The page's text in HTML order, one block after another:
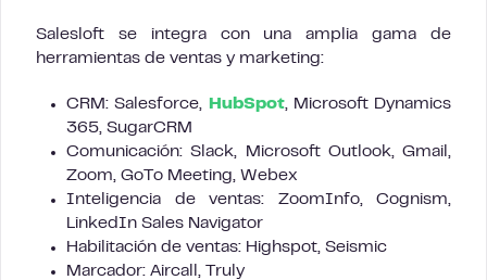
Salesloft se integra con una amplia gama de
herramientas de ventas y marketing:
CRM: Salesforce, HubSpot, Microsoft Dynamics
365, SugarCRM
Comunicación: Slack, Microsoft Outlook, Gmail,
Zoom, GoTo Meeting, Webex
Inteligencia de ventas: ZoomInfo, Cognism,
LinkedIn Sales Navigator
Habilitación de ventas: Highspot, Seismic
Marcador: Aircall, Truly